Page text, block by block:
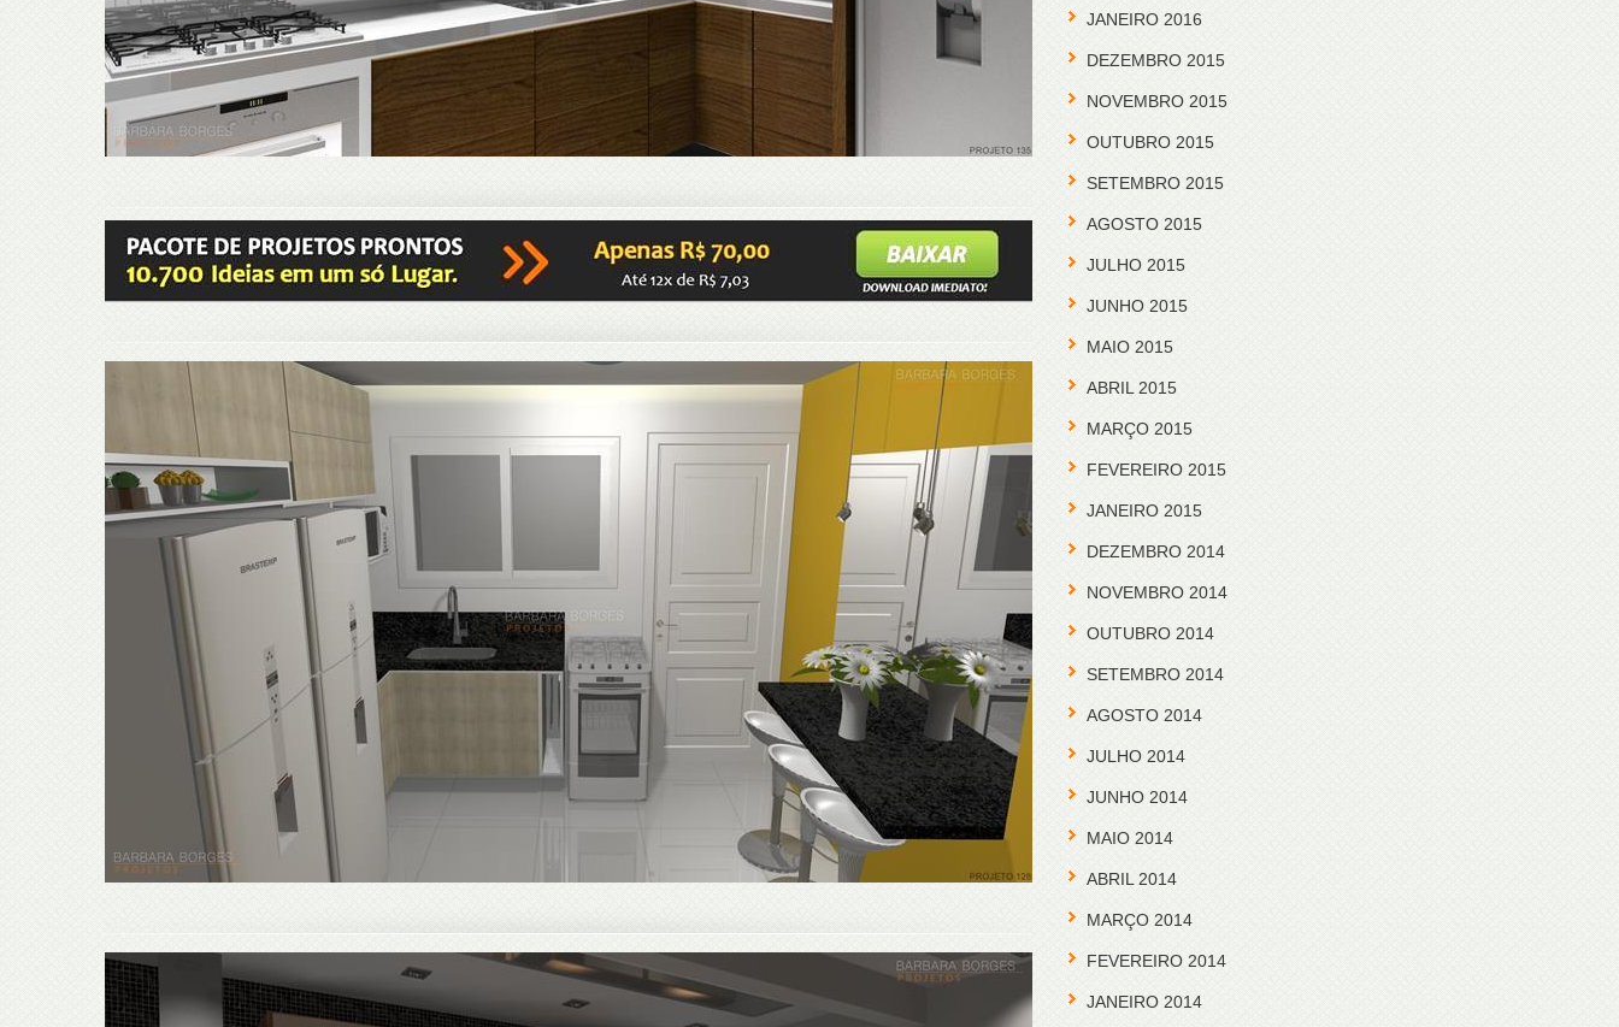
JANEIRO 2016
DEZEMBRO 2015
NOVEMBRO 2015
OUTUBRO 2015
SETEMBRO 2015
AGOSTO 2015
JULHO 2015
JUNHO 2015
MAIO 2015
ABRIL 2015
MARÇO 2015
FEVEREIRO 2015
JANEIRO 2015
DEZEMBRO 2014
NOVEMBRO 2014
OUTUBRO 2014
SETEMBRO 2014
AGOSTO 2014
JULHO 2014
JUNHO 2014
MAIO 2014
ABRIL 2014
MARÇO 2014
FEVEREIRO 2014
JANEIRO 2014